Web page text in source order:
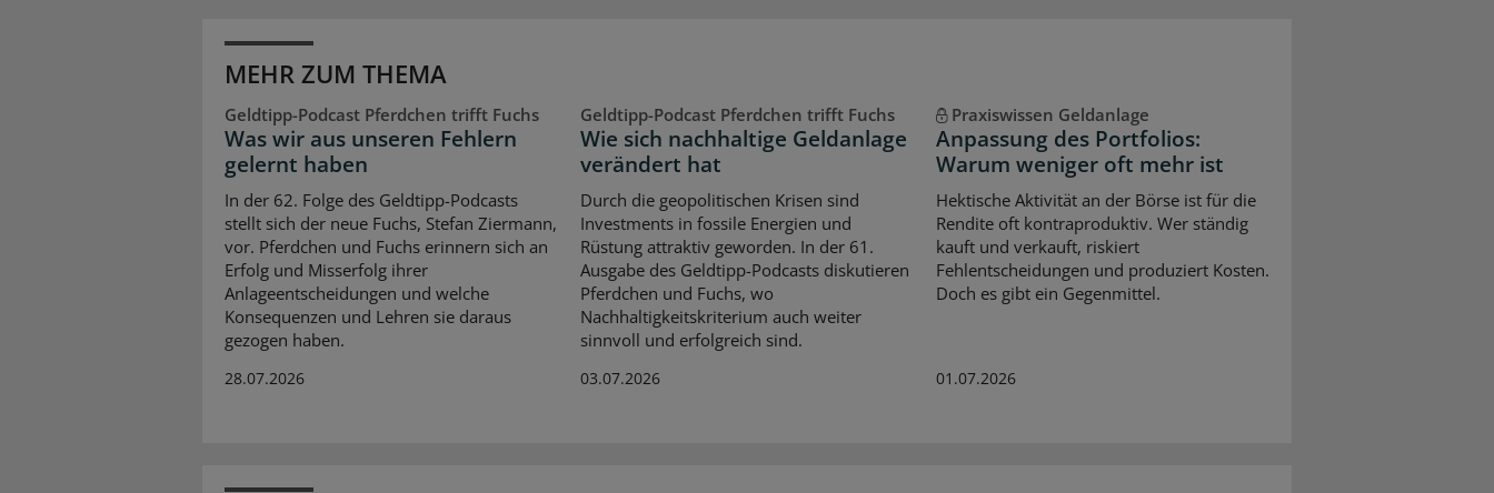
MEHR ZUM THEMA
Geldtipp-Podcast Pferdchen trifft Fuchs
Was wir aus unseren Fehlern
gelernt haben
In der 62. Folge des Geldtipp-Podcasts
stellt sich der neue Fuchs, Stefan Ziermann,
vor. Pferdchen und Fuchs erinnern sich an
Erfolg und Misserfolg ihrer
Anlageentscheidungen und welche
Konsequenzen und Lehren sie daraus
gezogen haben.
28.07.2026
Geldtipp-Podcast Pferdchen trifft Fuchs
Wie sich nachhaltige Geldanlage
verändert hat
Durch die geopolitischen Krisen sind
Investments in fossile Energien und
Rüstung attraktiv geworden. In der 61.
Ausgabe des Geldtipp-Podcasts diskutieren
Pferdchen und Fuchs, wo
Nachhaltigkeitskriterium auch weiter
sinnvoll und erfolgreich sind.
03.07.2026
Praxiswissen Geldanlage
Anpassung des Portfolios:
Warum weniger oft mehr ist
Hektische Aktivität an der Börse ist für die
Rendite oft kontraproduktiv. Wer ständig
kauft und verkauft, riskiert
Fehlentscheidungen und produziert Kosten.
Doch es gibt ein Gegenmittel.
01.07.2026